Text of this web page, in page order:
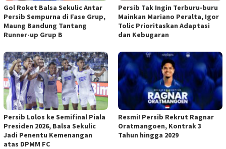
Gol Roket Balsa Sekulic Antar
Persib Sempurna di Fase Grup,
Maung Bandung Tantang
Runner-up Grup B
Persib Tak Ingin Terburu-buru
Mainkan Mariano Peralta, Igor
Tolic Prioritaskan Adaptasi
dan Kebugaran
Persib Lolos ke Semifinal Piala
Presiden 2026, Balsa Sekulic
Jadi Penentu Kemenangan
atas DPMM FC
Resmi! Persib Rekrut Ragnar
Oratmangoen, Kontrak 3
Tahun hingga 2029